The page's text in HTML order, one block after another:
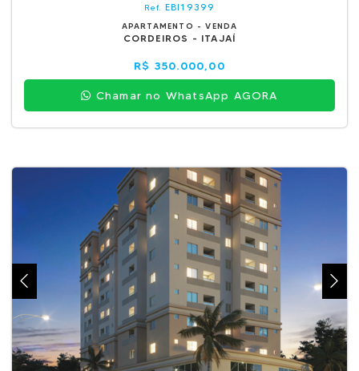
Ref. EBI19399
APARTAMENTO - VENDA
CORDEIROS - ITAJAÍ
R$ 350.000,00
Chamar no WhatsApp AGORA